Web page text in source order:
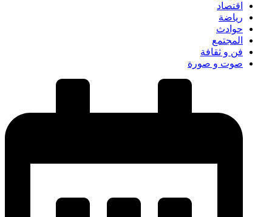
اقتصاد
رياضة
حوادث
المجتمع
فن و ثقافة
صوت و صورة